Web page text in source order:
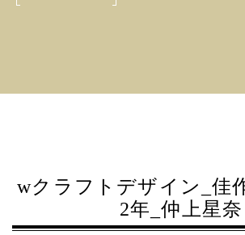
wクラフトデザイン_佳
2年_仲上星奈